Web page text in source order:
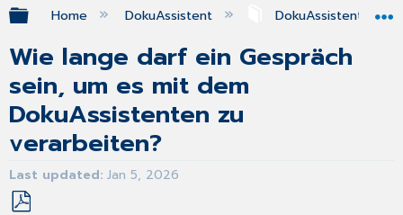
Expand/collapse global hierarchy
Home DokuAssistent DokuAssistenten
Wie lange darf ein Gespräch
sein, um es mit dem
DokuAssistenten zu
verarbeiten?
Last updated Jan 5, 2026